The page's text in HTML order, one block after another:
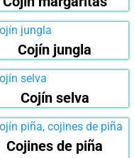
Cojín jungla
Cojín selva
Cojines de piña